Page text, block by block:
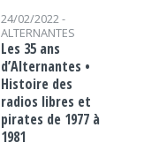
24/02/2022 -
ALTERNANTES
Les 35 ans
d’Alternantes •
Histoire des
radios libres et
pirates de 1977 à
1981